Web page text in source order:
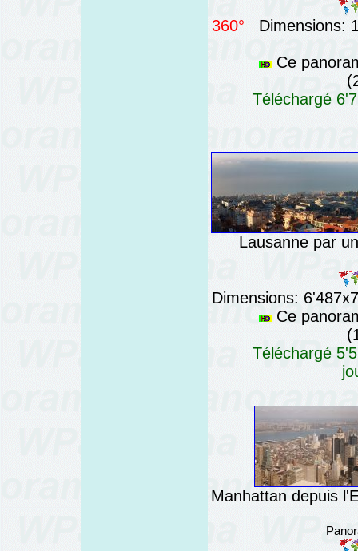
360° Dimensions:
Ce
Téléchargé
Lausanne par
Dimensions:
Ce
Téléchargé
Manhattan depuis